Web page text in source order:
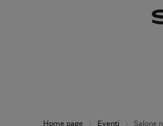
Home page Eventi Salone